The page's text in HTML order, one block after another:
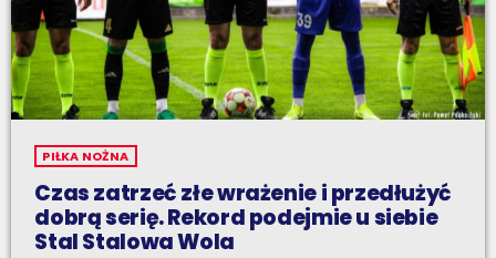
PIŁKA NOŻNA
Czas zatrzeć złe wrażenie i przedłużyć
dobrą serię. Rekord podejmie u siebie
Stal Stalowa Wola